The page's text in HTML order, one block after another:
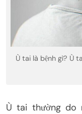
Ù tai là bệnh gì? Ù
Ù tai thường do